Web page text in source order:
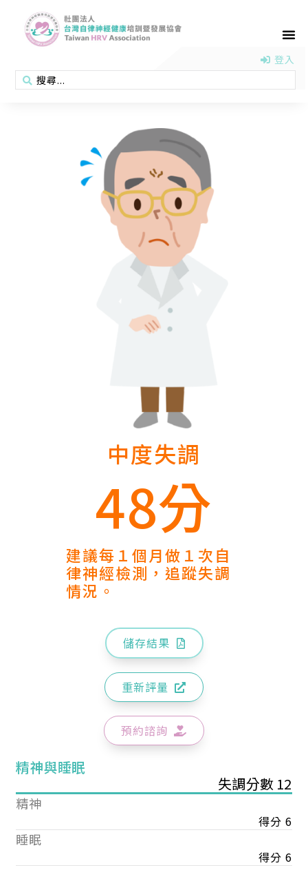
登入
中度失調
48分
建議每１個月做１次自
律神經檢測，追蹤失調
情況。
儲存結果
重新評量
預約諮詢
精神與睡眠
失調分數 12
精神
得分 6
睡眠
得分 6